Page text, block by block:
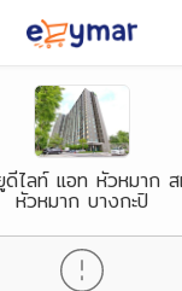
ดีไลท์ แอท หัวหมาก
หัวหมาก บางกะปิ